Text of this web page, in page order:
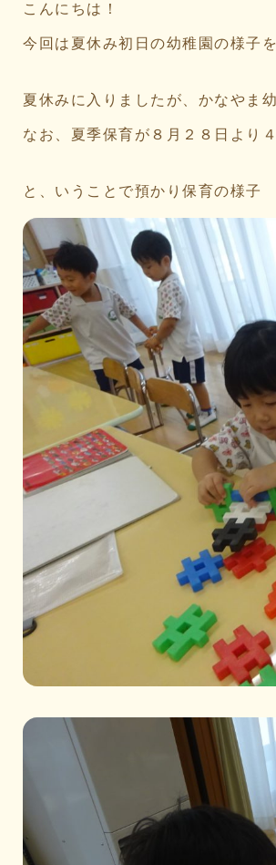
こんにちは！
今回は夏休み初日の幼稚園の様子
夏休みに入りましたが、かなやま
なお、夏季保育が８月２８日より
と、いうことで預かり保育の様子